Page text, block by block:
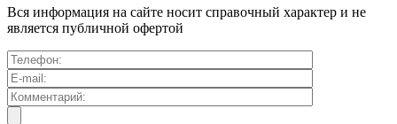
Вся информация на сайте носит справочный характер и не
является публичной офертой